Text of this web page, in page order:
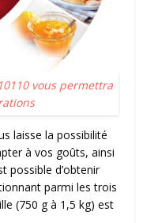
vous permettra
laisse la possibilité
à vos goûts, ainsi
possible d’obtenir
parmi les trois
(750 g à 1,5 kg) est